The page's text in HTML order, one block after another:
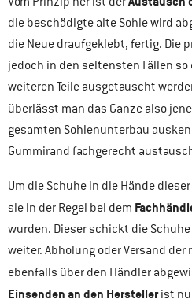
die beschädigte alte Sohle wird
die Neue draufgeklebt, fertig. Die
jedoch in den seltensten Fällen
weiteren Teile ausgetauscht
überlässt man das Ganze also
gesamten Sohlenunterbau
Gummirand fachgerecht
Um die Schuhe in die Hände
sie in der Regel bei dem
wurden. Dieser schickt die
weiter. Abholung oder Versand
ebenfalls über den Händler
Einsenden an den Herstellerist